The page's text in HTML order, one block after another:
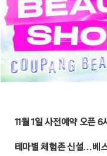
11월 1일 사전예약 오픈
테마별 체험존 신설…베